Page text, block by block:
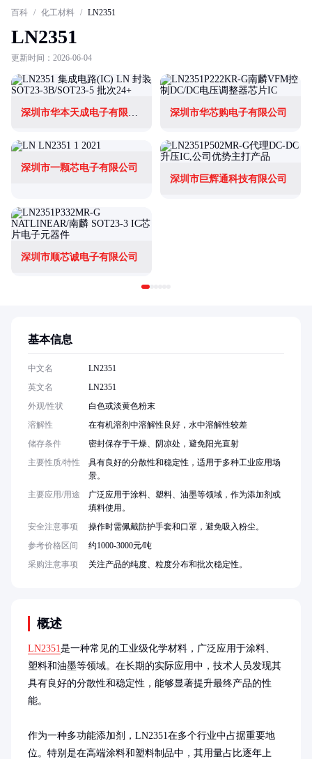
百科 / 化工材料 / LN2351
LN2351
更新时间：2026-06-04
深圳市华本天成电子有限公司 深圳市华芯购电子有限公司
深圳市一颗芯电子有限公司
深圳市巨辉通科技有限公司
深圳市顺芯诚电子有限公司
概述
LN2351是一种常见的工业级化学材料，广泛应用于涂料、
塑料和油墨等领域。在长期的实际应用中，技术人员发现其
具有良好的分散性和稳定性，能够显著提升最终产品的性
能。
作为一种多功能添加剂，LN2351在多个行业中占据重要地
位。特别是在高端涂料和塑料制品中，其用量占比逐年上
基本信息
中文名
LN2351
英文名
LN2351
外观/性状
白色或淡黄色粉末
溶解性
在有机溶剂中溶解性良好，水中溶解性较差
储存条件
密封保存于干燥、阴凉处，避免阳光直射
主要性质/特性
具有良好的分散性和稳定性，适用于多种工业应用场
景。
主要应用/用途
广泛应用于涂料、塑料、油墨等领域，作为添加剂或
填料使用。
安全注意事项
操作时需佩戴防护手套和口罩，避免吸入粉尘。
参考价格区间
约1000-3000元/吨
采购注意事项
关注产品的纯度、粒度分布和批次稳定性。